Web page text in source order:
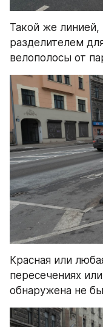
Такой же
разделителем
велополосы от
Красная или
пересечениях
обнаружена не